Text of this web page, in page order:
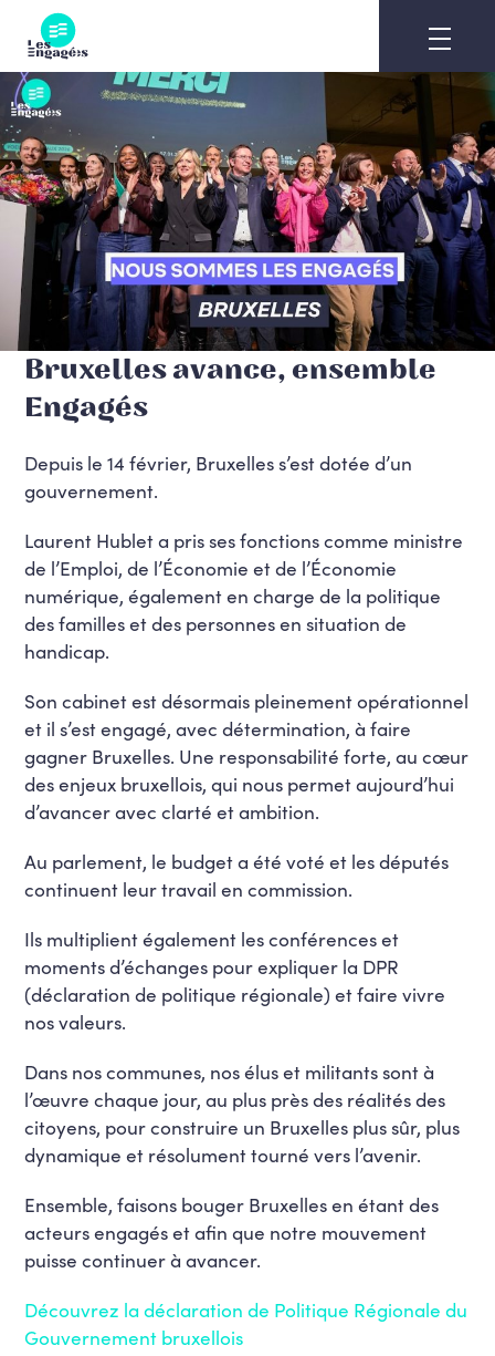
content
Bruxelles avance, ensemble
Engagés
Depuis le 14 février, Bruxelles s’est dotée d’un
gouvernement.
Laurent Hublet a pris ses fonctions comme ministre
de l’Emploi, de l’Économie et de l’Économie
numérique, également en charge de la politique
des familles et des personnes en situation de
handicap.
Son cabinet est désormais pleinement opérationnel
et il s’est engagé, avec détermination, à faire
gagner Bruxelles. Une responsabilité forte, au cœur
des enjeux bruxellois, qui nous permet aujourd’hui
d’avancer avec clarté et ambition.
Au parlement, le budget a été voté et les députés
continuent leur travail en commission.
Ils multiplient également les conférences et
moments d’échanges pour expliquer la DPR
(déclaration de politique régionale) et faire vivre
nos valeurs.
Dans nos communes, nos élus et militants sont à
l’œuvre chaque jour, au plus près des réalités des
citoyens, pour construire un Bruxelles plus sûr, plus
dynamique et résolument tourné vers l’avenir.
Ensemble, faisons bouger Bruxelles en étant des
acteurs engagés et afin que notre mouvement
puisse continuer à avancer.
Découvrez la déclaration de Politique Régionale du
Gouvernement bruxellois